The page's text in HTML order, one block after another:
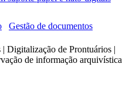
Gestão de documentos
Digitalização de Prontuários |
de informação arquivística